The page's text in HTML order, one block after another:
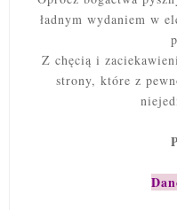
ładnym wydaniem w
Z chęcią i
strony, które z